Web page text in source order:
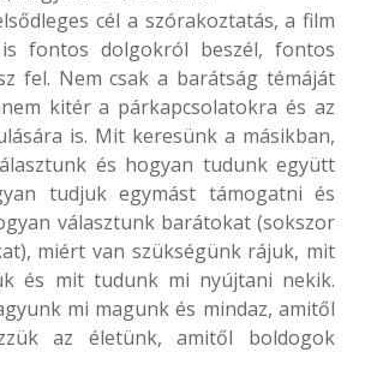
cél a szórakoztatás, a film
is fontos dolgokról beszél, fontos
fel. Nem csak a barátság témáját
kitér a párkapcsolatokra és az
is. Mit keresünk a másikban,
és hogyan tudunk együtt
tudjuk egymást támogatni és
választunk barátokat (sokszor
miért van szükségünk rájuk, mit
és mit tudunk mi nyújtani nekik.
mi magunk és mindaz, amitől
az életünk, amitől boldogok